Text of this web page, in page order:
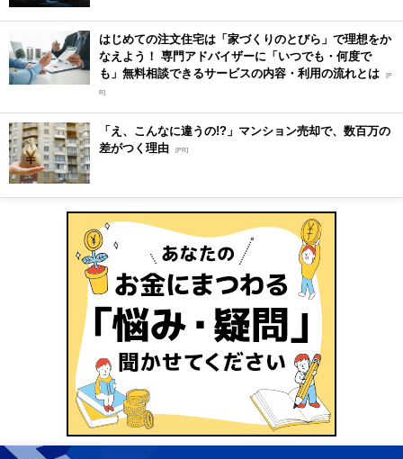
はじめての注文住宅は「家づくりのとびら」で理想をか
なえよう！ 専門アドバイザーに「いつでも・何度で
も」無料相談できるサービスの内容・利用の流れとは [P
R]
「え、こんなに違うの!?」マンション売却で、数百万の
差がつく理由 [PR]